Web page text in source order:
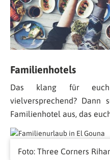
Familienhotels
Das klang für
vielversprechend? Dann
Familienhotel aus, das
Foto: Three Corners